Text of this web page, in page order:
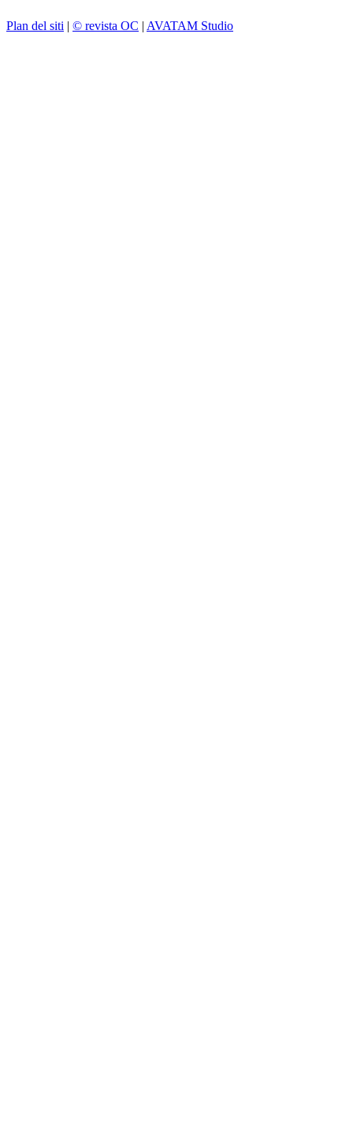
Plan del siti | © revista OC | AVATAM Studio